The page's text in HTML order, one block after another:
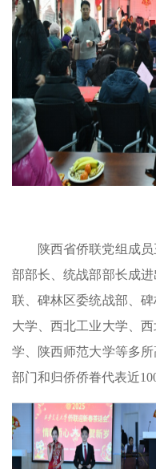
陕西省侨联党组成
部部长、统战部部长成
联、碑林区委统战部、
大学、西北工业大学、
学、陕西师范大学等多
部门和归侨侨眷代表近